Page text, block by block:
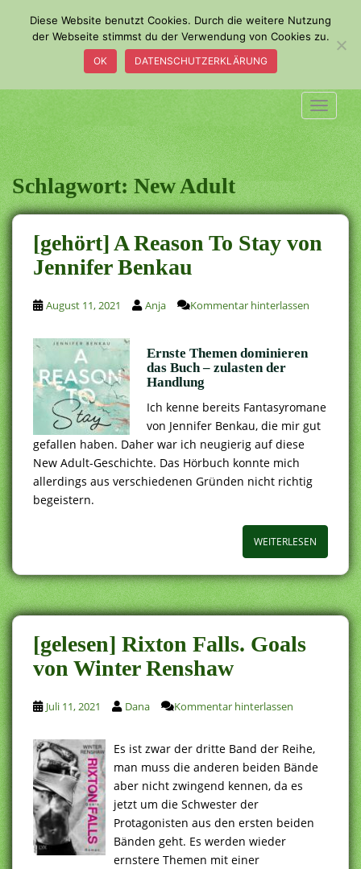
a
i
n
c
o
n
t
e
n
t
Schlagwort:New Adult
[gehört] A Reason To Stay von
Jennifer Benkau
August 11, 2021 Anja Kommentar hinterlassen
Ernste Themen dominieren
das Buch – zulasten der
Handlung
Ich kenne bereits Fantasyromane
von Jennifer Benkau, die mir gut
gefallen haben. Daher war ich neugierig auf diese
New Adult-Geschichte. Das Hörbuch konnte mich
allerdings aus verschiedenen Gründen nicht richtig
begeistern.
WEITERLESEN
[gelesen] Rixton Falls. Goals
von Winter Renshaw
Juli 11, 2021 Dana Kommentar hinterlassen
Es ist zwar der dritte Band der Reihe,
man muss die anderen beiden Bände
aber nicht zwingend kennen, da es
jetzt um die Schwester der
Protagonisten aus den ersten beiden
Bänden geht. Es werden wieder
ernstere Themen mit einer
Diese Website benutzt Cookies. Durch die weitere Nutzung
der Webseite stimmst du der Verwendung von Cookies zu.
OK DATENSCHUTZERKLÄRUNG